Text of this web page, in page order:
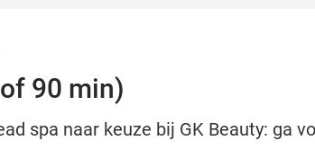
90 min)
spa naar keuze bij GK Beauty: ga